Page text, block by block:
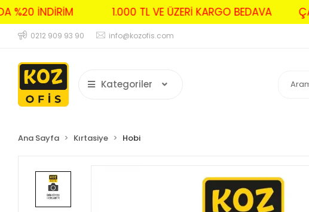
%20 İNDİRİM 1.000 TL VE ÜZERİ KARGO BEDAVA
0212 909 93 90 info@kozofis.com
Kategoriler
Ana Sayfa Kırtasiye Hobi